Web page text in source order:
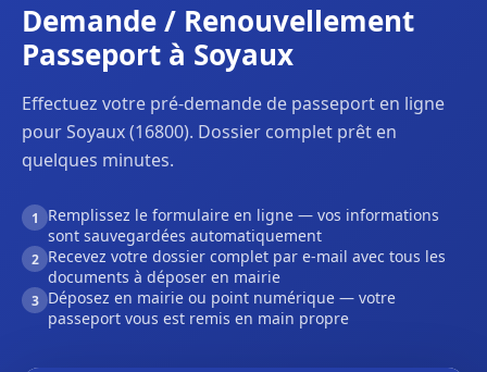
Demande / Renouvellement
Passeport à Soyaux
Effectuez votre pré-demande de passeport en ligne
pour Soyaux (16800). Dossier complet prêt en
quelques minutes.
1
Remplissez le formulaire en ligne — vos informations
sont sauvegardées automatiquement
2 Recevez votre dossier complet par e-mail avec tous les
documents à déposer en mairie
3 Déposez en mairie ou point numérique — votre
passeport vous est remis en main propre